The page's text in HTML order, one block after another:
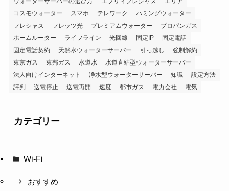
コスモウォーター
スマホ テレワーク
ハミングウォーター
フレシャス
フレッツ光 プレミアムウォーター
プロパンガス
ホームルーター
ライフライン 光回線 固定IP
固定電話
固定電話契約
天然水ウォーターサーバー 引っ越し
強制解約
東京ガス
東邦ガス 水道水
水道直結型ウォーターサーバー
法人向けインターネット
浄水型ウォーターサーバー 知識
設定方法
評判
送電停止 送電再開 速度 都市ガス 電力会社 電気
カテゴリー
Wi-Fi
おすすめ